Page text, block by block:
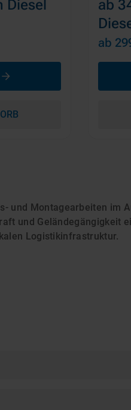
ab
ab
und Montagearbeiten im
und Geländegängigkeit
Logistikinfrastruktur.